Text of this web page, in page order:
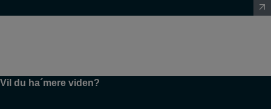
Vil du ha´mere viden?